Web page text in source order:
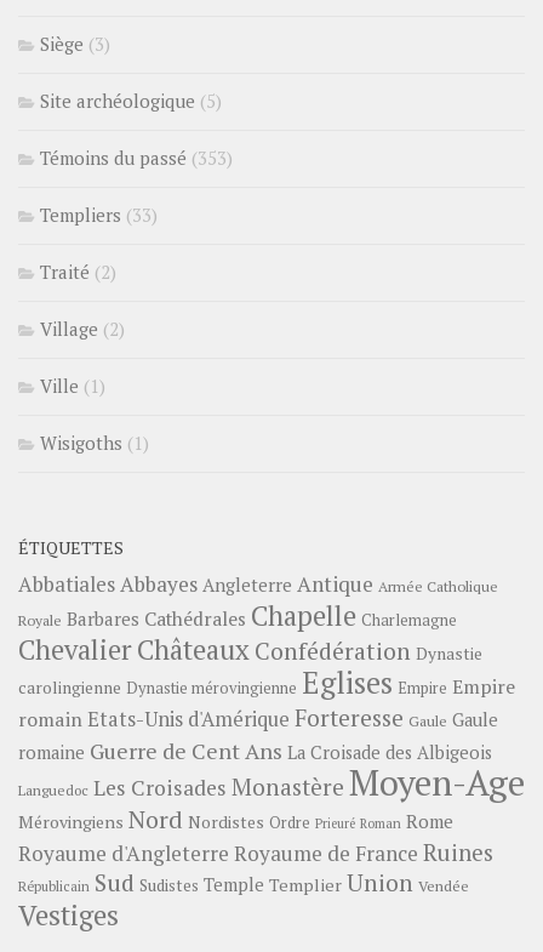
Siège (3)
Site archéologique (5)
Témoins du passé (353)
Templiers (33)
Traité (2)
Village (2)
Ville (1)
Wisigoths (1)
ÉTIQUETTES
Abbatiales Abbayes Angleterre Antique Armée Catholique
Royale Barbares Cathédrales Chapelle Charlemagne
ChevalierChâteauxConfédération Dynastie
carolingienne Dynastie mérovingienne Eglises Empire Empire
romainEtats-Unis d'Amérique Forteresse Gaule Gaule
romaine Guerre de Cent Ans La Croisade des Albigeois
Languedoc Les Croisades Monastère Moyen-Age
Mérovingiens Nord Nordistes Ordre Prieuré Roman Rome
Royaume d'Angleterre Royaume de France Ruines
Républicain Sud Sudistes Temple Templier Union Vendée
Vestiges